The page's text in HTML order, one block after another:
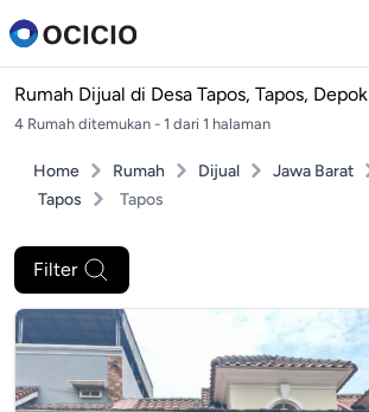
Rumah Dijual di Desa Tapos, Tapos, Depok
4 Rumah ditemukan - 1 dari 1 halaman
Home Rumah Dijual Jawa Barat
Tapos
Tapos
Filter